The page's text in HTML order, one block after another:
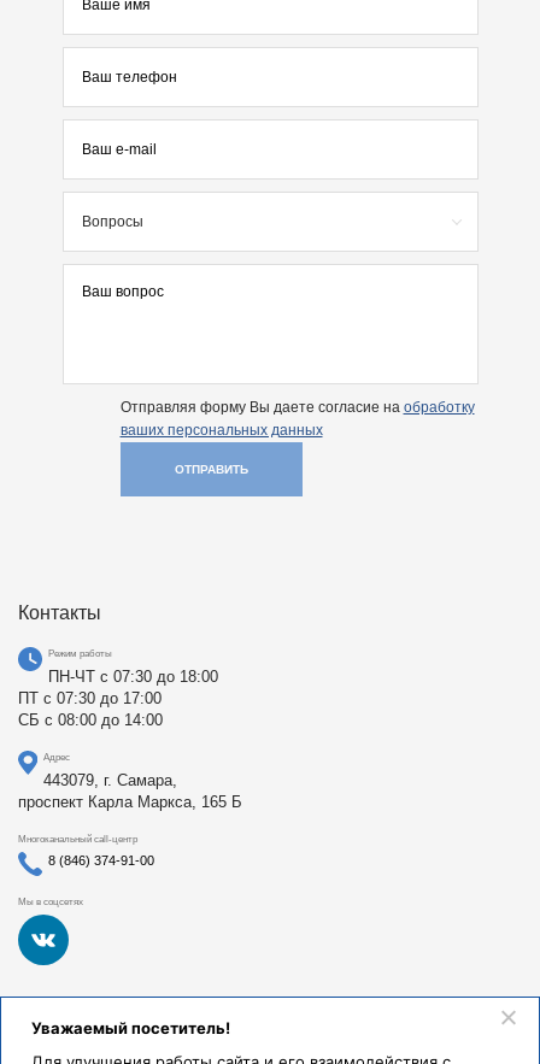
Вопросы
Отправляя форму Вы даете согласие на обработку
ваших персональных данных
ОТПРАВИТЬ
Контакты
Режим работы
ПН-ЧТ с 07:30 до 18:00
ПТ с 07:30 до 17:00
СБ с 08:00 до 14:00
Адрес
443079, г. Самара,
проспект Карла Маркса, 165 Б
Многоканальный call-центр
8 (846) 374-91-00
Мы в соцсетях
Федеральное государственное бюджетное образовательное
учреждение высшего образования «Самарский
Уважаемый посетитель!